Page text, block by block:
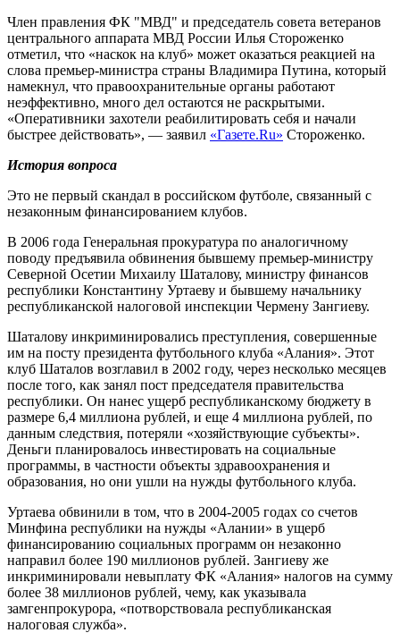
Член правления ФК "МВД" и председатель совета ветеранов
центрального аппарата МВД России Илья Стороженко
отметил, что «наскок на клуб» может оказаться реакцией на
слова премьер-министра страны Владимира Путина, который
намекнул, что правоохранительные органы работают
неэффективно, много дел остаются не раскрытыми.
«Оперативники захотели реабилитировать себя и начали
быстрее действовать», — заявил «Газете.Ru» Стороженко.
История вопроса
Это не первый скандал в российском футболе, связанный с
незаконным финансированием клубов.
В 2006 года Генеральная прокуратура по аналогичному
поводу предъявила обвинения бывшему премьер-министру
Северной Осетии Михаилу Шаталову, министру финансов
республики Константину Уртаеву и бывшему начальнику
республиканской налоговой инспекции Чермену Зангиеву.
Шаталову инкриминировались преступления, совершенные
им на посту президента футбольного клуба «Алания». Этот
клуб Шаталов возглавил в 2002 году, через несколько месяцев
после того, как занял пост председателя правительства
республики. Он нанес ущерб республиканскому бюджету в
размере 6,4 миллиона рублей, и еще 4 миллиона рублей, по
данным следствия, потеряли «хозяйствующие субъекты».
Деньги планировалось инвестировать на социальные
программы, в частности объекты здравоохранения и
образования, но они ушли на нужды футбольного клуба.
Уртаева обвинили в том, что в 2004-2005 годах со счетов
Минфина республики на нужды «Алании» в ущерб
финансированию социальных программ он незаконно
направил более 190 миллионов рублей. Зангиеву же
инкриминировали невыплату ФК «Алания» налогов на сумму
более 38 миллионов рублей, чему, как указывала
замгенпрокурора, «потворствовала республиканская
налоговая служба».